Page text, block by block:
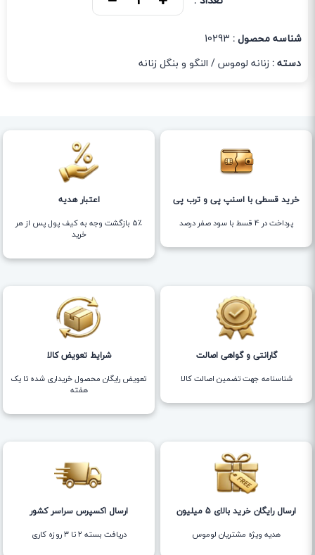
شناسه محصول : 10293
دسته :زنانه لوموس/ النگو و بنگل زنانه
خرید قسطی با اسنپ پی و ترب پی
پرداخت در 4 قسط با سود صفر درصد
اعتبار هدیه
5٪ بازگشت وجه به کیف پول پس از هر
خرید
گارانتی و گواهی اصالت
شناسنامه جهت تضمین اصالت کالا
شرایط تعویض کالا
تعویض رایگان محصول خریداری شده تا یک
هفته
ارسال رایگان خرید بالای 5 میلیون
هدیه ویژه مشتریان لوموس
ارسال اکسپرس سراسر کشور
دریافت بسته ۲ تا ۳ روزه کاری